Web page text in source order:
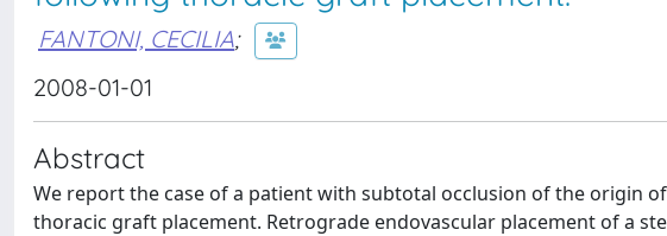
FANTONI, CECILIA;
2008-01-01
Abstract
We report the case of a patient with subtotal occlusion of the origin
thoracic graft placement. Retrograde endovascular placement of a